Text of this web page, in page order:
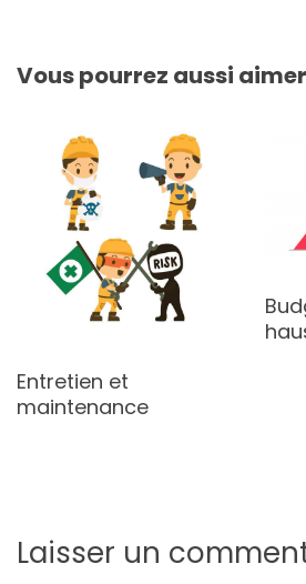
Vous pourrez aussi aimer
Entretien et
maintenance
Laisser un